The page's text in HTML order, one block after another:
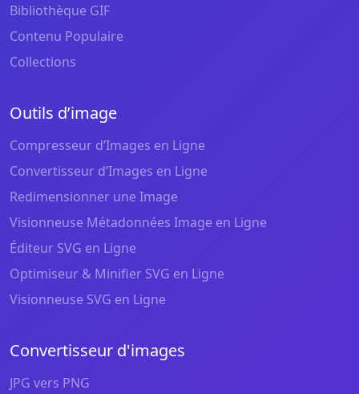
Bibliothèque GIF
Contenu Populaire
Collections
Outils d’image
Compresseur d’Images en Ligne
Convertisseur d’Images en Ligne
Redimensionner une Image
Visionneuse Métadonnées Image en Ligne
Éditeur SVG en Ligne
Optimiseur & Minifier SVG en Ligne
Visionneuse SVG en Ligne
Convertisseur d'images
JPG vers PNG